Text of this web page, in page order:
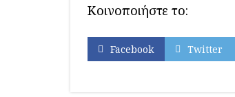
Κοινοποιήστε το:
Facebook Twitter